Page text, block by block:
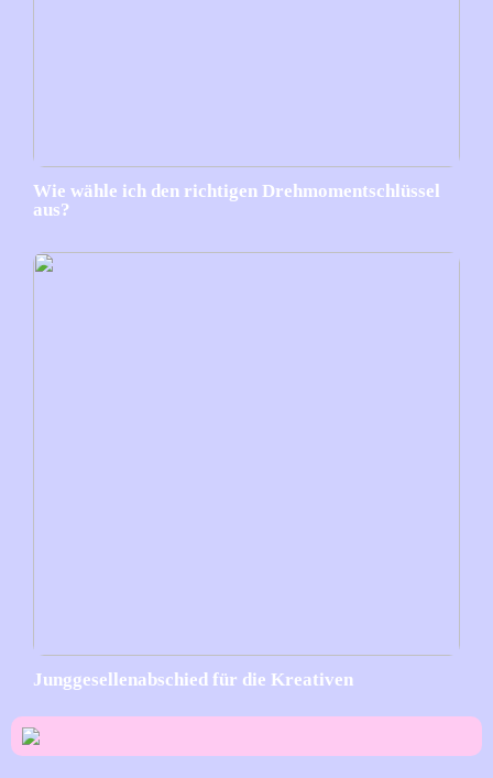
Wie wähle ich den richtigen Drehmomentschlüssel
aus?
Junggesellenabschied für die Kreativen